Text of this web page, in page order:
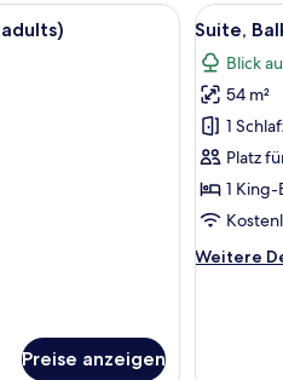
Zimmersafe, Verdunkelungsvorhänge,
Preise anzeigen
Alle
Fotos
für
Suite,
Balkon,
(3
adults)
10
Suite,
Blick
54 m²
1
Platz
1
Weitere
Weitere